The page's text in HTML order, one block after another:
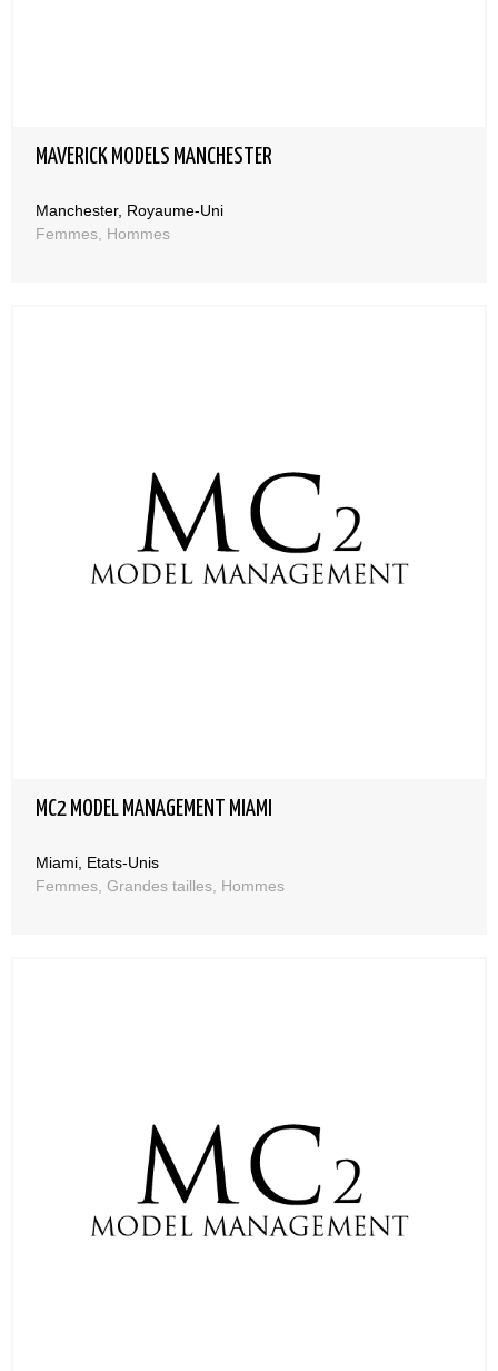
MAVERICK MODELS MANCHESTER
Manchester, Royaume-Uni
Femmes, Hommes
MC2 MODEL MANAGEMENT MIAMI
Miami, Etats-Unis
Femmes, Grandes tailles, Hommes